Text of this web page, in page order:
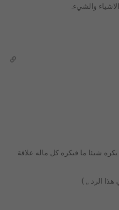
والشيء.
شيئا ما فيكره كل ماله علاقة
الرد ,, )